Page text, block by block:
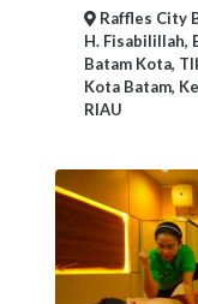
Raffles City
H. Fisabilillah,
Batam Kota,
Kota Batam,
RIAU